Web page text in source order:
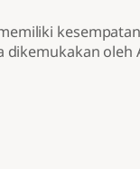
dikemukakan oleh